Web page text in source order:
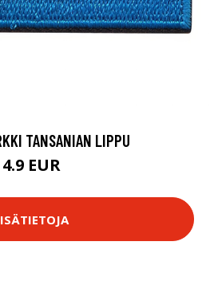
TANSANIAN LIPPU
4.9 EUR